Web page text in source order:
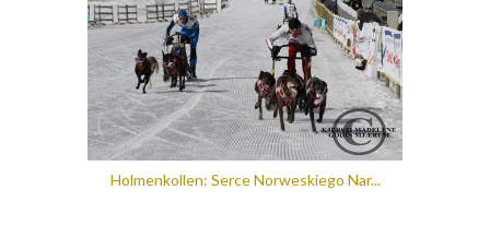
Holmenkollen: Serce Norweskiego Nar...